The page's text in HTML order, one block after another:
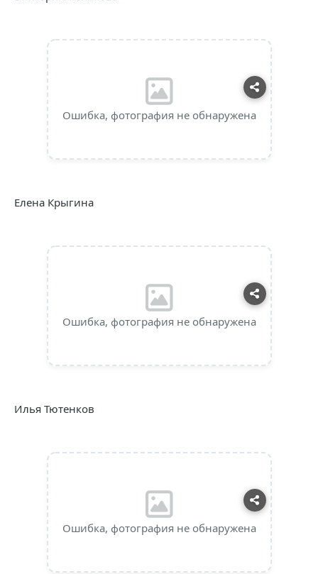
Ошибка, фотография не обнаружена
Елена Крыгина
Ошибка, фотография не обнаружена
Илья Тютенков
Ошибка, фотография не обнаружена